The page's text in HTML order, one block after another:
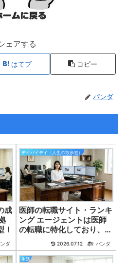
ェアする
はてブ コピー
パンダ
成
！
ダ
デイバイデイ（人生の散歩道）
医師の転職サイト・ランキ
ング エージェントは医師
の転職に特化しており、業
最適な求人を紹介してくれ
ます。
2026.07.12 パンダ
生活